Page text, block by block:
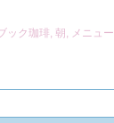
ック珈琲, 朝, メニュー